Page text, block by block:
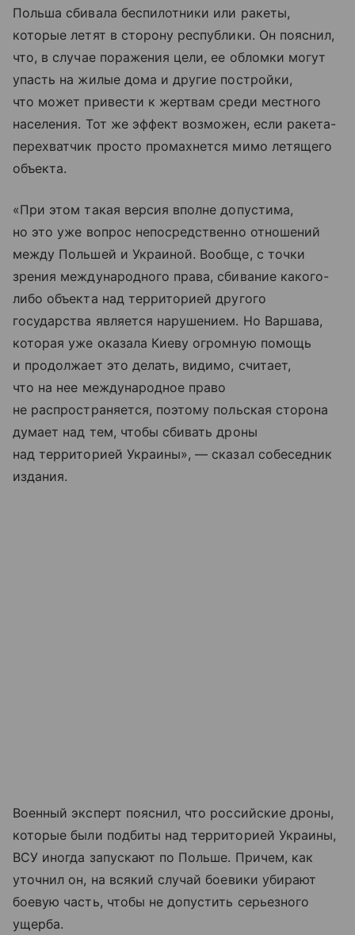
Польша сбивала беспилотники или ракеты,
которые летят в сторону республики. Он пояснил,
что, в случае поражения цели, ее обломки могут
упасть на жилые дома и другие постройки,
что может привести к жертвам среди местного
населения. Тот же эффект возможен, если ракета-
перехватчик просто промахнется мимо летящего
объекта.
«При этом такая версия вполне допустима,
но это уже вопрос непосредственно отношений
между Польшей и Украиной. Вообще, с точки
зрения международного права, сбивание какого-
либо объекта над территорией другого
государства является нарушением. Но Варшава,
которая уже оказала Киеву огромную помощь
и продолжает это делать, видимо, считает,
что на нее международное право
не распространяется, поэтому польская сторона
думает над тем, чтобы сбивать дроны
над территорией Украины», — сказал собеседник
издания.
Военный эксперт пояснил, что российские дроны,
которые были подбиты над территорией Украины,
ВСУ иногда запускают по Польше. Причем, как
уточнил он, на всякий случай боевики убирают
боевую часть, чтобы не допустить серьезного
ущерба.